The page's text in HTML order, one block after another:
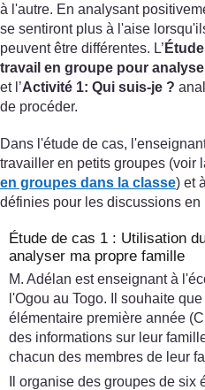
à l'autre. En analysant
se sentiront plus à l'aise
peuvent être différentes. L’
travail en groupe pour
et l’Activité 1: Qui suis-je ?
de procéder.
Dans l'étude de cas,
travailler en petits groupes (voir
en groupes dans la classe) et
définies pour les discussions en
Étude de cas 1 : Utilisation
analyser ma propre famille
M. Adélan est enseignant à
l'Ogou au Togo. Il souhaite
élémentaire première année
des informations sur leur
chacun des membres de leur
Il organise des groupes de six